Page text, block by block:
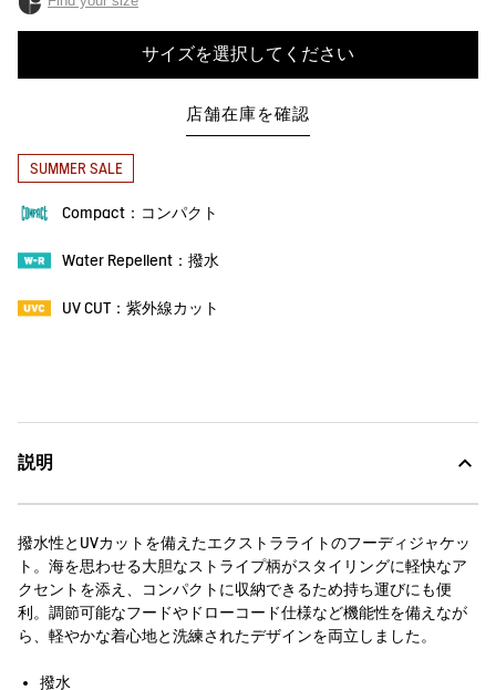
サイズを選択してください
店舗在庫を確認
SUMMER SALE
Compact：コンパクト
Water Repellent：撥水
UV CUT：紫外線カット
説明
撥水性とUVカットを備えたエクストラライトのフーディジャケッ
ト。海を思わせる大胆なストライプ柄がスタイリングに軽快なア
クセントを添え、コンパクトに収納できるため持ち運びにも便
利。調節可能なフードやドローコード仕様など機能性を備えなが
ら、軽やかな着心地と洗練されたデザインを両立しました。
撥水